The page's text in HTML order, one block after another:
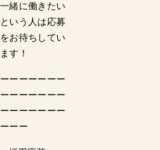
一緒に働きたい
という人は応募
をお待ちしてい
ます！
ーーーーーーー
ーーーーーーー
ーーーーーーー
ーーー